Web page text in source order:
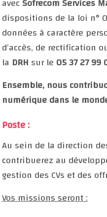
dispositions de la loi n°
données à caractère
d’accès, de rectification
la DRH sur le 05 37 27 99
Ensemble, nous
numérique dans le
Poste :
Au sein de la direction
contribuerez au
gestion des CVs et des
Vos missions seront :